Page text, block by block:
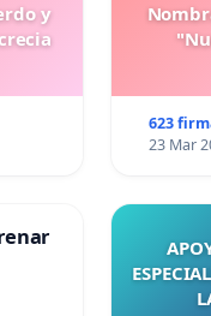
y
623
23 Mar